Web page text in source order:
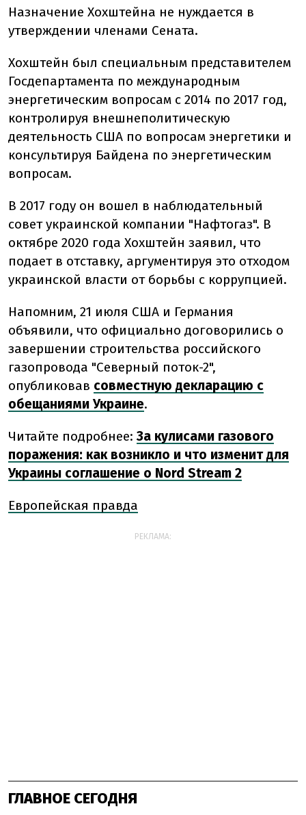
Назначение Хохштейна не нуждается в
утверждении членами Сената.
Хохштейн был специальным представителем
Госдепартамента по международным
энергетическим вопросам с 2014 по 2017 год,
контролируя внешнеполитическую
деятельность США по вопросам энергетики и
консультируя Байдена по энергетическим
вопросам.
В 2017 году он вошел в наблюдательный
совет украинской компании "Нафтогаз". В
октябре 2020 года Хохштейн заявил, что
подает в отставку, аргументируя это отходом
украинской власти от борьбы с коррупцией.
Напомним, 21 июля США и Германия
объявили, что официально договорились о
завершении строительства российского
газопровода "Северный поток-2",
опубликовав совместную декларацию с
обещаниями Украине.
Читайте подробнее: За кулисами газового
поражения: как возникло и что изменит для
Украины соглашение о Nord Stream 2
Европейская правда
РЕКЛАМА:
ГЛАВНОЕ СЕГОДНЯ